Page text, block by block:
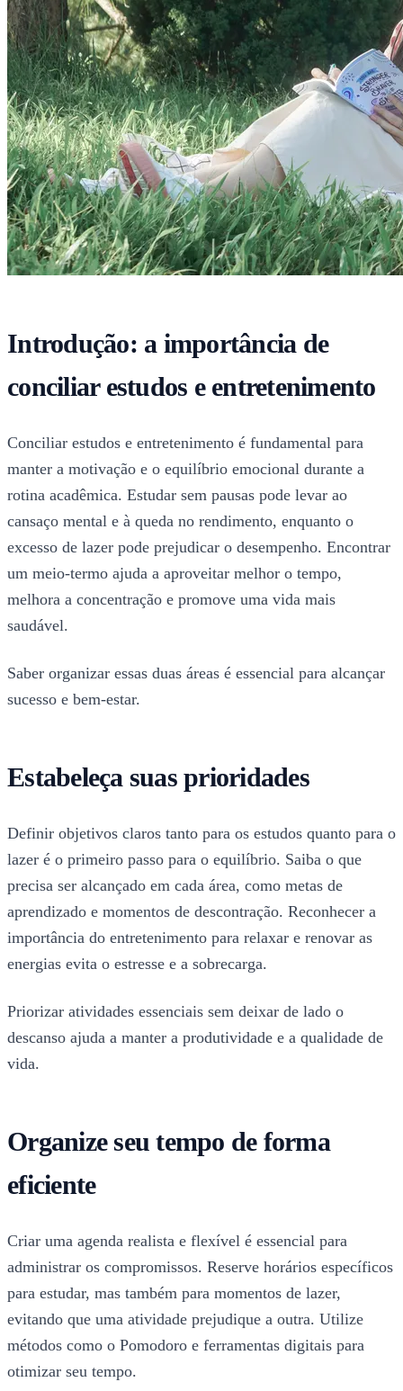
Introdução: a importância de
conciliar estudos e entretenimento
Conciliar estudos e entretenimento é fundamental para
manter a motivação e o equilíbrio emocional durante a
rotina acadêmica. Estudar sem pausas pode levar ao
cansaço mental e à queda no rendimento, enquanto o
excesso de lazer pode prejudicar o desempenho. Encontrar
um meio-termo ajuda a aproveitar melhor o tempo,
melhora a concentração e promove uma vida mais
saudável.
Saber organizar essas duas áreas é essencial para alcançar
sucesso e bem-estar.
Estabeleça suas prioridades
Definir objetivos claros tanto para os estudos quanto para o
lazer é o primeiro passo para o equilíbrio. Saiba o que
precisa ser alcançado em cada área, como metas de
aprendizado e momentos de descontração. Reconhecer a
importância do entretenimento para relaxar e renovar as
energias evita o estresse e a sobrecarga.
Priorizar atividades essenciais sem deixar de lado o
descanso ajuda a manter a produtividade e a qualidade de
vida.
Organize seu tempo de forma
eficiente
Criar uma agenda realista e flexível é essencial para
administrar os compromissos. Reserve horários específicos
para estudar, mas também para momentos de lazer,
evitando que uma atividade prejudique a outra. Utilize
métodos como o Pomodoro e ferramentas digitais para
otimizar seu tempo.